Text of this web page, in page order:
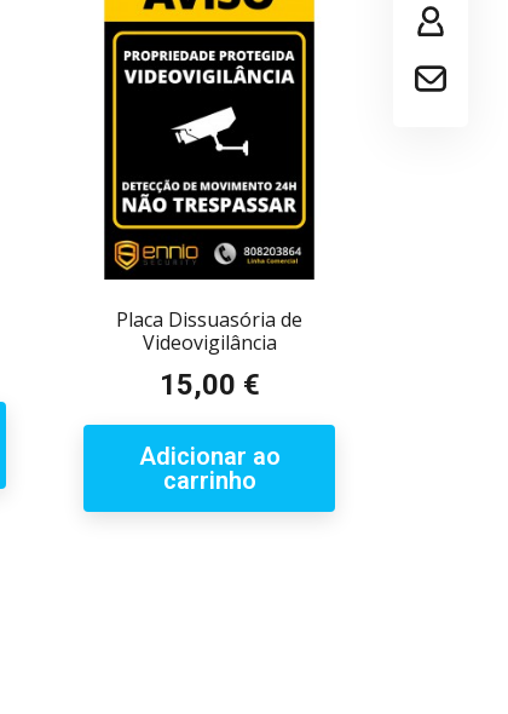
Placa Dissuasória de
Videovigilância
Preço
15,00 €
Adicionar ao
carrinho